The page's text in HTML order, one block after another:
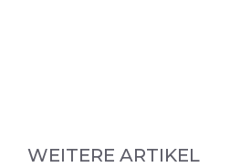
WEITERE ARTIKEL